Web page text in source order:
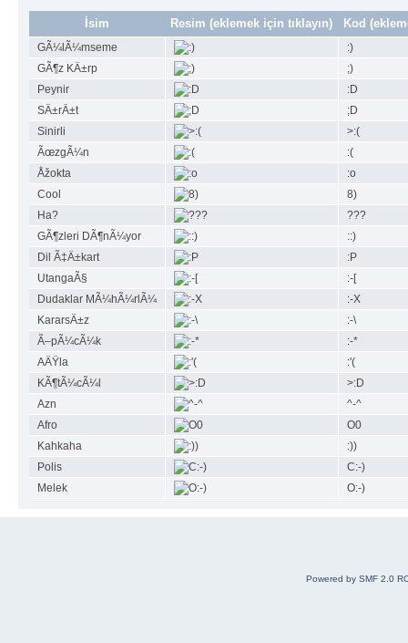
İsim Resim (eklemek için tıklayın) Kod
GÃ¼lÃ¼mseme
:)
GÃ¶z KÄ±rp
;)
Peynir
:D
SÄ±rÄ±t
;D
Sinirli
>:(
ÃœzgÃ¼n
:(
Åžokta
:o
Cool
8)
Ha?
???
GÃ¶zleri DÃ¶nÃ¼yor
::)
Dil Ã‡Ä±kart
:P
UtangaÃ§
:-[
Dudaklar MÃ¼hÃ¼rlÃ¼
:-X
KararsÄ±z
:-\
Ã–pÃ¼cÃ¼k
:-*
AÄŸla
:'(
KÃ¶tÃ¼cÃ¼l
>:D
Azn
^-^
Afro
O0
Kahkaha
:))
Polis
C:-)
Melek
O:-)
Powered by SMF 2.0